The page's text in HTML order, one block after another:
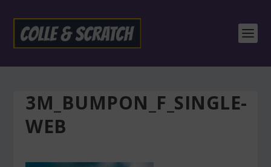
3M_BUMPON_F_SINGLE-
WEB